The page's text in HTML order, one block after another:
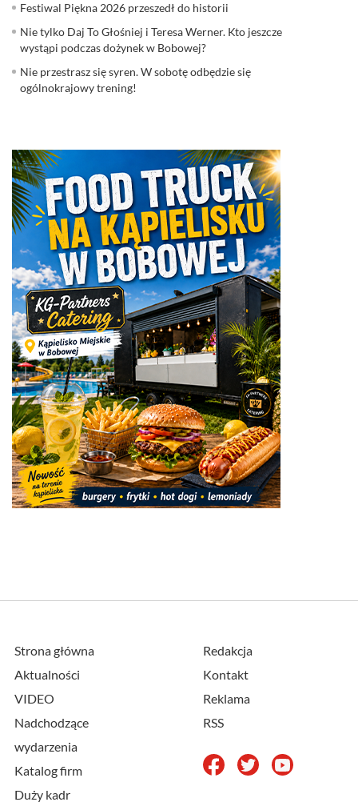
Festiwal Piękna 2026 przeszedł do historii
Nie tylko Daj To Głośniej i Teresa Werner. Kto jeszcze
wystąpi podczas dożynek w Bobowej?
Nie przestrasz się syren. W sobotę odbędzie się
ogólnokrajowy trening!
Strona główna
Aktualności
VIDEO
Nadchodzące
wydarzenia
Katalog firm
Duży kadr
Redakcja
Kontakt
Reklama
RSS